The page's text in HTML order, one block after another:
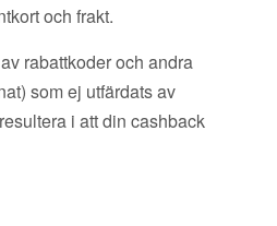
och frakt.
rabattkoder och andra
som ej utfärdats av
i att din cashback